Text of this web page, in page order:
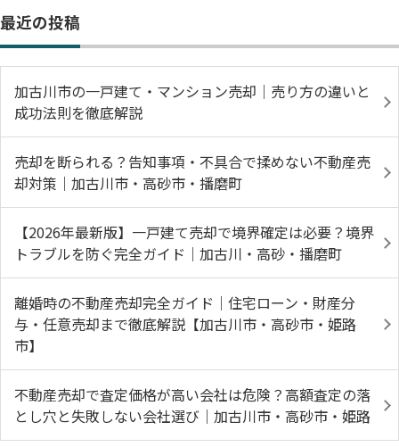
最近の投稿
加古川市の一戸建て・マンション売却｜売り方の違いと
成功法則を徹底解説
売却を断られる？告知事項・不具合で揉めない不動産売
却対策｜加古川市・高砂市・播磨町
【2026年最新版】一戸建て売却で境界確定は必要？境界
トラブルを防ぐ完全ガイド｜加古川・高砂・播磨町
離婚時の不動産売却完全ガイド｜住宅ローン・財産分
与・任意売却まで徹底解説【加古川市・高砂市・姫路
市】
不動産売却で査定価格が高い会社は危険？高額査定の落
とし穴と失敗しない会社選び｜加古川市・高砂市・姫路